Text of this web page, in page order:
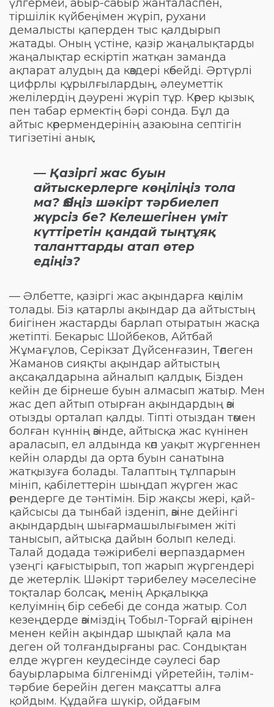
үлгермей, абыр-сабыр жанталаспен,
тіршілік күйбеңімен жүріп, рухани
демалысты қаперден тыс қалдырып
жатады. Оның үстіне, қазір жаңалықтарды
жаңалықтар ескіртіп жатқан заманда
ақпарат алудың да көздері көбейді. Әртүрлі
цифрлы құрылғылардың, әлеуметтік
желілердің дәурені жүріп тұр. Көрер қызық
пен табар ермектің бәрі сонда. Бұл да
айтыс көрермендерінің азаюына септігін
тигізетіні анық.
— Қазіргі жас буын
айтыскерлерге көңіліңіз тола
ма? Өзіңіз шәкірт тәрбиелеп
жүрсіз бе? Келешегінен үміт
күттіретін қандай тыңтұяқ
таланттарды атап өтер
едіңіз?
— Әлбетте, қазіргі жас ақындарға көңілім
толады. Біз қатарлы ақындар да айтыстың
биігінен жастарды барлап отыратын жасқа
жетіпті. Бекарыс Шойбеков, Айтбай
Жұмағұлов, Серікзат Дүйсенғазин, Төлеген
Жаманов сияқты ақындар айтыстың
ақсақалдарына айналып қалдық. Бізден
кейін де бірнеше буын алмасып жатыр. Мен
жас деп айтып отырған ақындардың өзі
отызды орталап қалды. Тіпті отыздан төмен
болған күннің өзінде, айтысқа жас күнінен
араласып, ел алдында көп уақыт жүргеннен
кейін оларды да орта буын санатына
жатқызуға болады. Талаптың тұлпарын
мініп, қабілеттерін шыңдап жүрген жас
өрендерге де тәнтімін. Бір жақсы жері, қай-
қайсысы да тынбай ізденіп, өзіне дейінгі
ақындардың шығармашылығымен жіті
танысып, айтысқа дайын болып келеді.
Талай додада тәжірибелі өнерпаздармен
үзеңгі қағыстырып, топ жарып жүргендері
де жетерлік. Шәкірт тәрибелеу мәселесіне
тоқталар болсақ, менің Арқалыққа
келуімнің бір себебі де сонда жатыр. Сол
кезеңдерде өзіміздің Тобыл-Торғай өңірінен
менен кейін ақындар шықпай қала ма
деген ой толғандырғаны рас. Сондықтан
елде жүрген кеудесінде сәулесі бар
бауырларыма білгенімді үйретейін, тәлім-
тәрбие берейін деген мақсатты алға
қойдым. Құдайға шүкір, ойдағым